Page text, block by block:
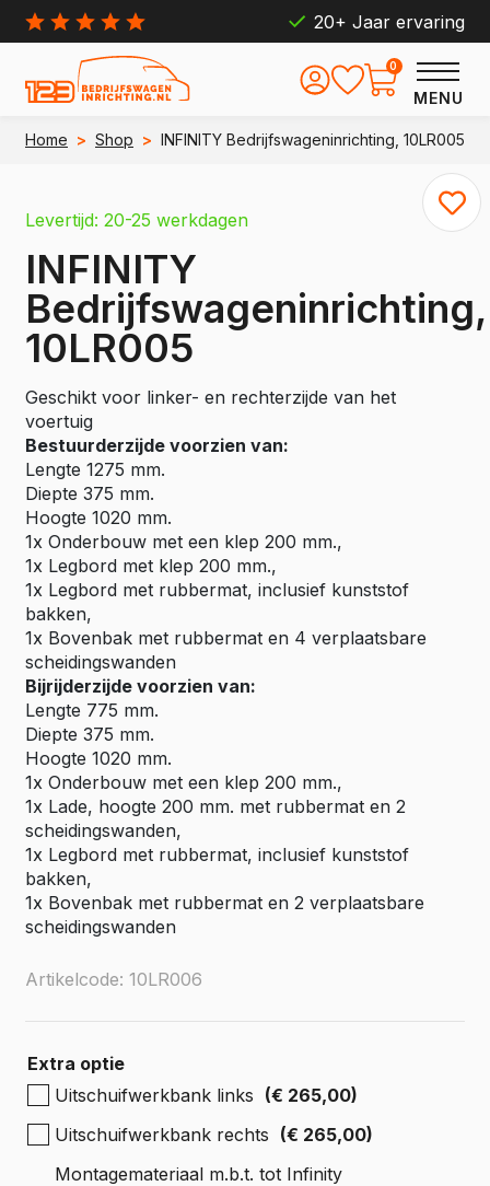
20+ Jaar ervaring
MENU
0
Home > Shop > INFINITY Bedrijfswageninrichting, 10LR005
Levertijd: 20-25 werkdagen
INFINITY
Bedrijfswageninrichting,
10LR005
Geschikt voor linker- en rechterzijde van het
voertuig
Bestuurderzijde voorzien van:
Lengte 1275 mm.
Diepte 375 mm.
Hoogte 1020 mm.
1x Onderbouw met een klep 200 mm.,
1x Legbord met klep 200 mm.,
1x Legbord met rubbermat, inclusief kunststof
bakken,
1x Bovenbak met rubbermat en 4 verplaatsbare
scheidingswanden
Bijrijderzijde voorzien van:
Lengte 775 mm.
Diepte 375 mm.
Hoogte 1020 mm.
1x Onderbouw met een klep 200 mm.,
1x Lade, hoogte 200 mm. met rubbermat en 2
scheidingswanden,
1x Legbord met rubbermat, inclusief kunststof
bakken,
1x Bovenbak met rubbermat en 2 verplaatsbare
scheidingswanden
Artikelcode: 10LR006
Extra optie
Uitschuifwerkbank links (€ 265,00)
Uitschuifwerkbank rechts (€ 265,00)
Montagemateriaal m.b.t. tot Infinity